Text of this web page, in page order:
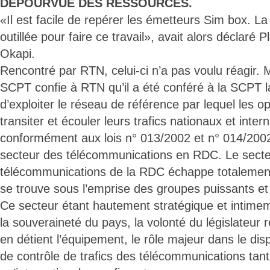
DEPOURVUE DES RESSOURCES.
«Il est facile de repérer les émetteurs Sim box.
outillée pour faire ce travail», avait alors déclaré
Okapi.
Rencontré par RTN, celui-ci n’a pas voulu réagir.
SCPT confie à RTN qu’il a été conféré à la SCPT
d’exploiter le réseau de référence par lequel les
transiter et écouler leurs trafics nationaux et
conformément aux lois n° 013/2002 et n° 014/
secteur des télécommunications en RDC. Le
télécommunications de la RDC échappe
se trouve sous l’emprise des groupes puissants
Ce secteur étant hautement stratégique et
la souveraineté du pays, la volonté du législateur
en détient l’équipement, le rôle majeur dans le
de contrôle de trafics des télécommunications